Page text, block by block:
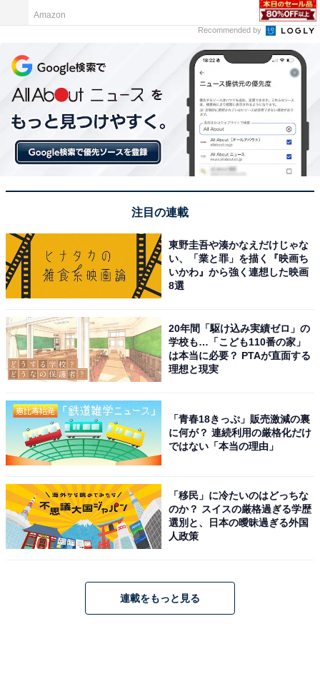
Amazon
Recommended by
注目の連載
東野圭吾や湊かなえだけじゃな
い、「業と罪」を描く『映画ち
いかわ』から強く連想した映画
8選
20年間「駆け込み実績ゼロ」の
学校も…「こども110番の家」
は本当に必要？ PTAが直面する
理想と現実
「青春18きっぷ」販売激減の裏
に何が？ 連続利用の厳格化だけ
ではない「本当の理由」
「移民」に冷たいのはどっちな
のか？ スイスの厳格過ぎる学歴
選別と、日本の曖昧過ぎる外国
人政策
連載をもっと見る